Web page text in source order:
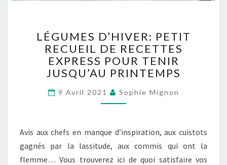
D’HIVER:
PETIT
RECUEIL
DE
EXPRESS
POUR
PRINTEMPS
LÉGUMES D’HIVER: PETIT
RECUEIL DE RECETTES
EXPRESS POUR TENIR
JUSQU’AU PRINTEMPS
9 Avril 2021 Sophie Mignon
Avis aux chefs en manque d’inspiration, aux cuistots
gagnés par la lassitude, aux commis qui ont la
flemme… Vous trouverez ici de quoi satisfaire vos